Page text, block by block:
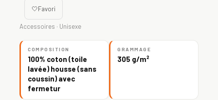
🤍Favori
Accessoires · Unisexe
COMPOSITION
100% coton (toile
lavée) housse (sans
coussin) avec
fermetur
GRAMMAGE
305 g/m²